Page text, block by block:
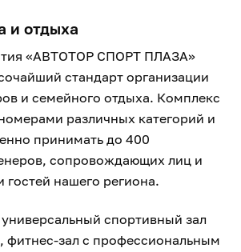
и отдыха
«АВТОТОР СПОРТ ПЛАЗА»
стандарт организации
и семейного отдыха. Комплекс
различных категорий и
принимать до 400
сопровождающих лиц и
гостей нашего региона.
спортивный зал
фитнес-зал с профессиональным